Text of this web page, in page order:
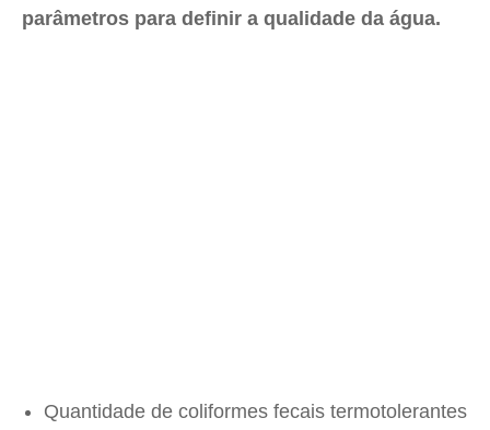
parâmetros para definir a qualidade da água.
Quantidade de coliformes fecais termotolerantes